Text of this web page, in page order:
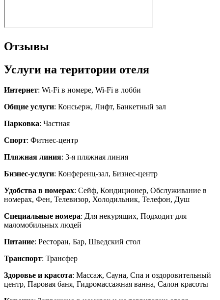
Отзывы
Услуги на територии отеля
Интернет: Wi-Fi в номере, Wi-Fi в лобби
Общие услуги: Консьерж, Лифт, Банкетный зал
Парковка: Частная
Спорт: Фитнес-центр
Пляжная линия: 3-я пляжная линия
Бизнес-услуги: Конференц-зал, Бизнес-центр
Удобства в номерах: Сейф, Кондиционер, Обслуживание в
номерах, Фен, Телевизор, Холодильник, Телефон, Душ
Специальные номера: Для некурящих, Подходит для
маломобильных людей
Питание: Ресторан, Бар, Шведский стол
Транспорт: Трансфер
Здоровье и красота: Массаж, Сауна, Спа и оздоровительный
центр, Паровая баня, Гидромассажная ванна, Салон красоты